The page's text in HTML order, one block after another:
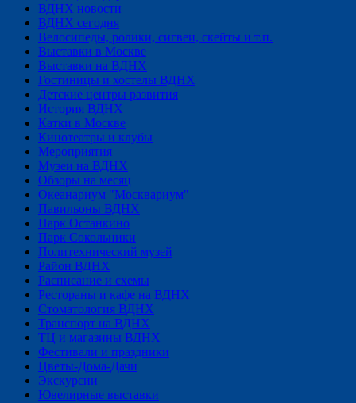
ВДНХ новости
ВДНХ сегодня
Велосипеды, ролики, сигвеи, скейты и т.п.
Выставки в Москве
Выставки на ВДНХ
Гостиницы и хостелы ВДНХ
Детские центры развития
История ВДНХ
Катки в Москве
Кинотеатры и клубы
Мероприятия
Музеи на ВДНХ
Обзоры на месяц
Океанариум "Москвариум"
Павильоны ВДНХ
Парк Останкино
Парк Сокольники
Политехнический музей
Район ВДНХ
Расписание и схемы
Рестораны и кафе на ВДНХ
Стоматология ВДНХ
Транспорт на ВДНХ
ТЦ и магазины ВДНХ
Фестивали и праздники
Цветы-Дома-Дачи
Экскурсии
Ювелирные выставки